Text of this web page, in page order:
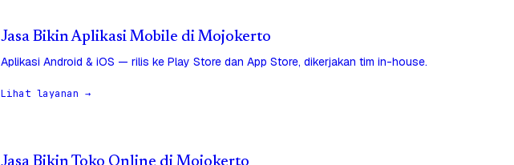
Jasa Bikin Aplikasi Mobile di Mojokerto
Aplikasi Android & iOS — rilis ke Play Store dan App Store, dikerjakan tim in-house.
Lihat layanan →